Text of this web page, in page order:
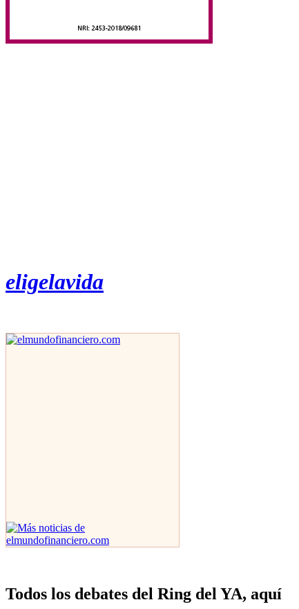
eligelavida
Todos los debates del Ring del YA, aquí